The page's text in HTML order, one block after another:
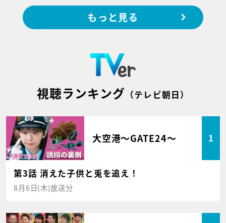
もっと見る
視聴ランキング （テレビ朝日）
大空港～GATE24～ 1
第3話 消えた子供と兎を追え！
8月6日(木)放送分